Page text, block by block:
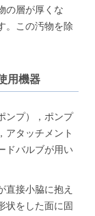
の層が厚くな
。この汚物を除
用機器
ンプ），ポンプ
アタッチメント
ドバルブが用い
直接小脇に抱え
状をした面に固